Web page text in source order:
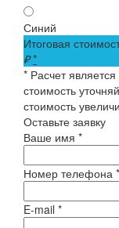
Синий
Итоговая
₽ *
* Расчет
стоимость
стоимость
Оставьте заявку
Ваше имя *
Номер телефона *
E-mail *